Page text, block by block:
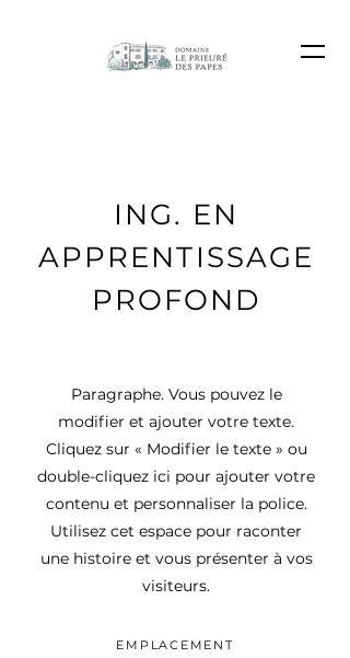
ING. EN
APPRENTISSAGE
PROFOND
Paragraphe. Vous pouvez le
modifier et ajouter votre texte.
Cliquez sur « Modifier le texte » ou
double-cliquez ici pour ajouter votre
contenu et personnaliser la police.
Utilisez cet espace pour raconter
une histoire et vous présenter à vos
visiteurs.
EMPLACEMENT